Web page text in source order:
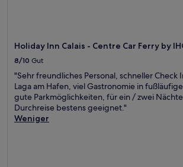
Holiday Inn Calais - Centre Car Ferry by
8/10 Gut
"Sehr freundliches Personal, schneller Check
Laga am Hafen, viel Gastronomie in
gute Parkmöglichkeiten, für ein / zwei
Durchreise bestens geeignet."
Weniger